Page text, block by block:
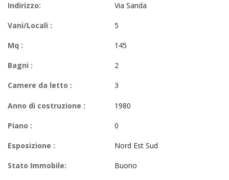
Indirizzo: Via Sanda
Vani/Locali : 5
Mq : 145
Bagni : 2
Camere da letto : 3
Anno di costruzione : 1980
Piano : 0
Esposizione : Nord Est Sud
Stato Immobile: Buono